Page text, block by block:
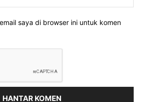
saya di browser ini untuk komen